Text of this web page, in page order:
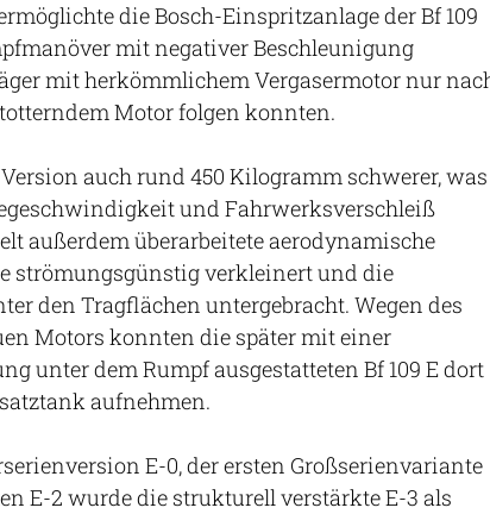
die Bosch-Einspritzanlage der Bf 109
mit negativer Beschleunigung
mit herkömmlichem Vergasermotor nur
Motor folgen konnten.
auch rund 450 Kilogramm schwerer, was
und Fahrwerksverschleiß
außerdem überarbeitete aerodynamische
strömungsgünstig verkleinert und die
den Tragflächen untergebracht. Wegen des
Motors konnten die später mit einer
unter dem Rumpf ausgestatteten Bf 109 E dort
aufnehmen.
E-0, der ersten Großserienvariante
E-2 wurde die strukturell verstärkte E-3 als